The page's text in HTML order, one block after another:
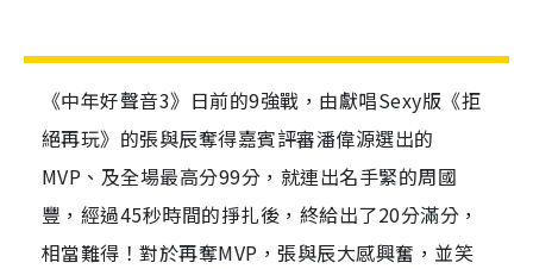
《中年好聲音3》日前的9強戰，由獻唱Sexy版《拒
絕再玩》的張與辰奪得嘉賓評審潘偉源選出的
MVP、及全場最高分99分，就連出名手緊的周國
豐，經過45秒時間的掙扎後，終給出了20分滿分，
相當難得！對於再奪MVP，張與辰大感興奮，並笑